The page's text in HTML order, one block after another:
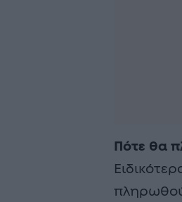
Πότε θα